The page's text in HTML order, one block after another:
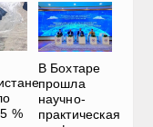
%
В Бохтаре
прошла
научно-
практическая